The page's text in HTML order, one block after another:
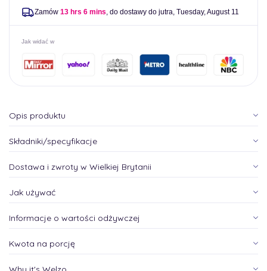
Zamów 13 hrs 6 mins , do dostawy do jutra, Tuesday, August 11
Jak widać w
Opis produktu
Składniki/specyfikacje
Dostawa i zwroty w Wielkiej Brytanii
Jak używać
Informacje o wartości odżywczej
Kwota na porcję